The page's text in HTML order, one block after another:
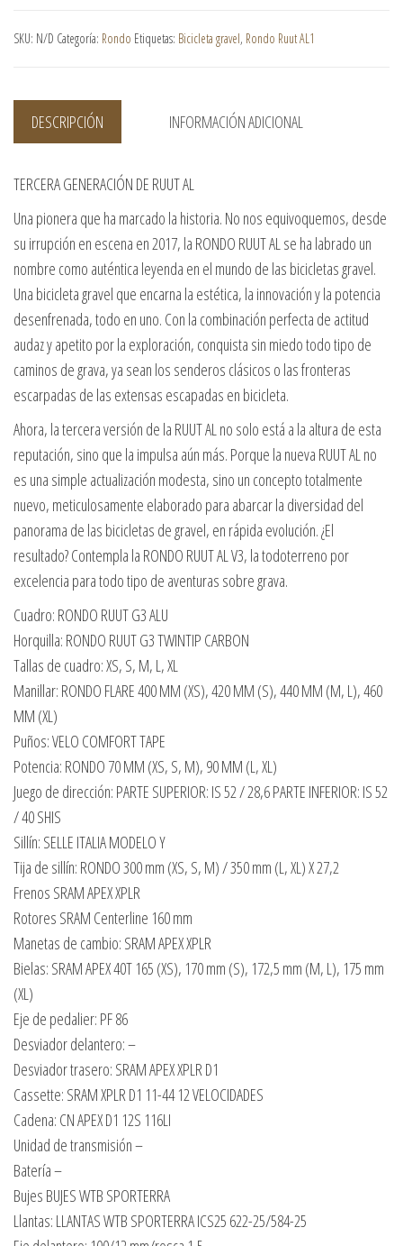
SKU: N/D Categoría: Rondo Etiquetas: Bicicleta gravel, Rondo Ruut AL1
DESCRIPCIÓN INFORMACIÓN ADICIONAL
TERCERA GENERACIÓN DE RUUT AL
Una pionera que ha marcado la historia. No nos equivoquemos, desde
su irrupción en escena en 2017, la RONDO RUUT AL se ha labrado un
nombre como auténtica leyenda en el mundo de las bicicletas gravel.
Una bicicleta gravel que encarna la estética, la innovación y la potencia
desenfrenada, todo en uno. Con la combinación perfecta de actitud
audaz y apetito por la exploración, conquista sin miedo todo tipo de
caminos de grava, ya sean los senderos clásicos o las fronteras
escarpadas de las extensas escapadas en bicicleta.
Ahora, la tercera versión de la RUUT AL no solo está a la altura de esta
reputación, sino que la impulsa aún más. Porque la nueva RUUT AL no
es una simple actualización modesta, sino un concepto totalmente
nuevo, meticulosamente elaborado para abarcar la diversidad del
panorama de las bicicletas de gravel, en rápida evolución. ¿El
resultado? Contempla la RONDO RUUT AL V3, la todoterreno por
excelencia para todo tipo de aventuras sobre grava.
Cuadro: RONDO RUUT G3 ALU
Horquilla: RONDO RUUT G3 TWINTIP CARBON
Tallas de cuadro: XS, S, M, L, XL
Manillar: RONDO FLARE 400 MM (XS), 420 MM (S), 440 MM (M, L), 460
MM (XL)
Puños: VELO COMFORT TAPE
Potencia: RONDO 70 MM (XS, S, M), 90 MM (L, XL)
Juego de dirección: PARTE SUPERIOR: IS 52 / 28,6 PARTE INFERIOR: IS 52
/ 40 SHIS
Sillín: SELLE ITALIA MODELO Y
Tija de sillín: RONDO 300 mm (XS, S, M) / 350 mm (L, XL) X 27,2
Frenos SRAM APEX XPLR
Rotores SRAM Centerline 160 mm
Manetas de cambio: SRAM APEX XPLR
Bielas: SRAM APEX 40T 165 (XS), 170 mm (S), 172,5 mm (M, L), 175 mm
(XL)
Eje de pedalier: PF 86
Desviador delantero: –
Desviador trasero: SRAM APEX XPLR D1
Cassette: SRAM XPLR D1 11-44 12 VELOCIDADES
Cadena: CN APEX D1 12S 116LI
Unidad de transmisión –
Batería –
Bujes BUJES WTB SPORTERRA
Llantas: LLANTAS WTB SPORTERRA ICS25 622-25/584-25